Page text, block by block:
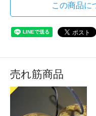
この商品に
売れ筋商品